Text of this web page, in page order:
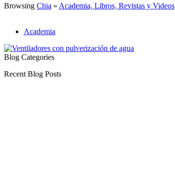
Browsing Chia » Academia, Libros, Revistas y Videos
Academia
Blog Categories
Recent Blog Posts